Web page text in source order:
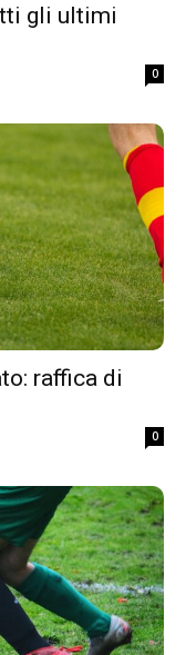
gli ultimi
0
raffica di
0